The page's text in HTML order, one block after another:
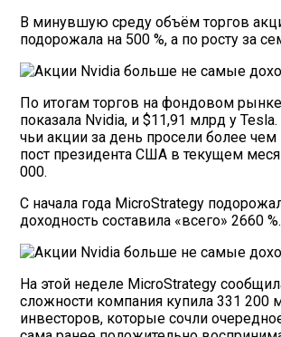
В минувшую среду объём торгов
подорожала на 500 %, а по росту за
По итогам торгов на фондовом
показала Nvidia, и $11,91 млрд у
чьи акции за день просели более
пост президента США в текущем
000.
С начала года MicroStrategy
доходность составила «всего» 2660
На этой неделе MicroStrategy
сложности компания купила 331
инвесторов, которые сочли